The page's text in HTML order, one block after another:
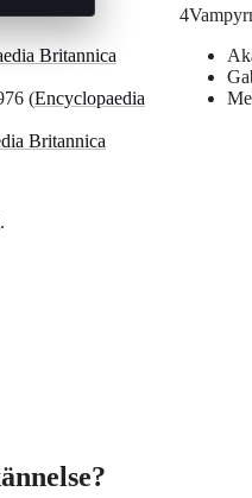
Britannica
(Encyclopaedia
Britannica
4